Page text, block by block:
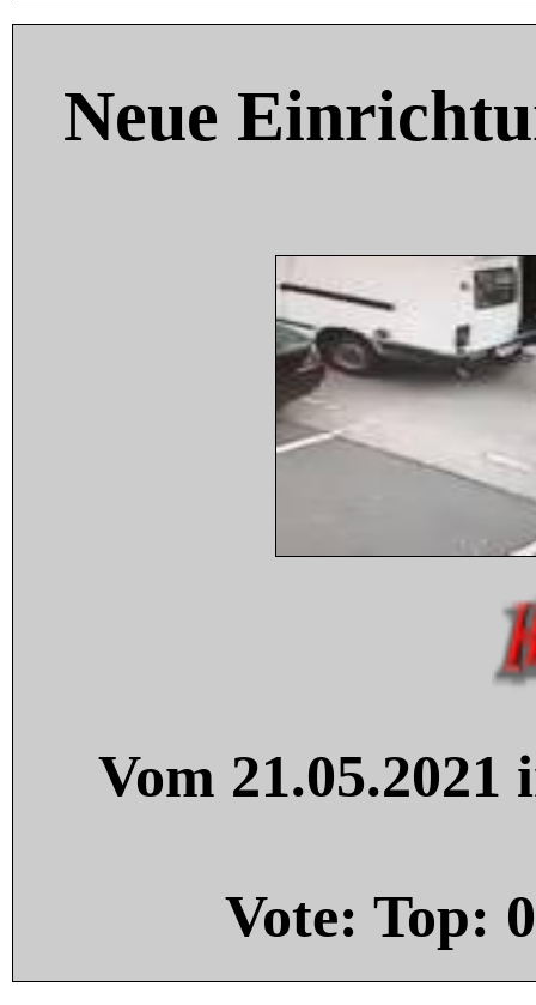
Neue
Vom
Vote: Top: 0